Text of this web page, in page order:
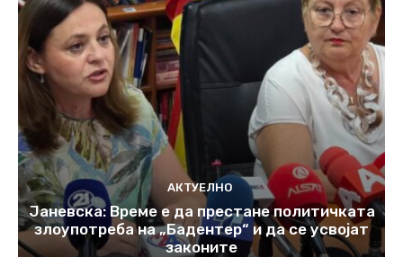
АКТУЕЛНО
Јаневска: Време е да престане политичката
злоупотреба на „Бадентер“ и да се усвојат
законите